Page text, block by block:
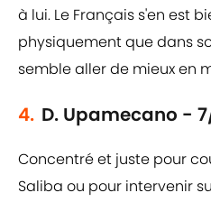
à lui. Le Français s'en est
physiquement que dans
semble aller de mieux en
4. D. Upamecano -
Concentré et juste pour
Saliba ou pour intervenir